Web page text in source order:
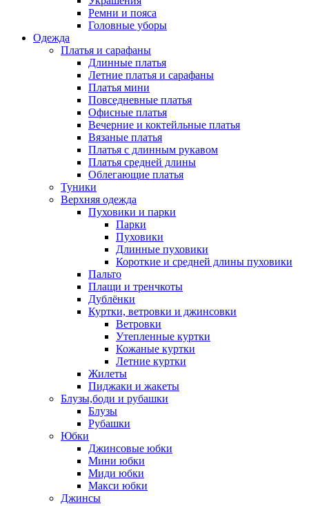
Ремни и пояса
Головные уборы
Одежда
Платья и сарафаны
Длинные платья
Летние платья и сарафаны
Платья мини
Повседневные платья
Офисные платья
Вечерние и коктейльные платья
Вязаные платья
Платья с длинным рукавом
Платья средней длины
Облегающие платья
Туники
Верхняя одежда
Пуховики и парки
Парки
Пуховики
Длинные пуховики
Короткие и средней длины пуховики
Пальто
Плащи и тренчкоты
Дублёнки
Куртки, ветровки и джинсовки
Ветровки
Утепленные куртки
Кожаные куртки
Летние куртки
Жилеты
Пиджаки и жакеты
Блузы,боди и рубашки
Блузы
Рубашки
Юбки
Джинсовые юбки
Мини юбки
Миди юбки
Макси юбки
Джинсы